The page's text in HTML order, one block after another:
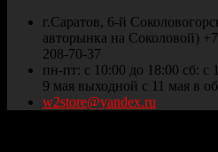
г.Саратов, 6-й
авторынка на Соколовой)
208-70-37
пн-пт: с 10:00 до 18:00 сб: с
9 мая выходной с 11 мая в
w2store@yandex.ru